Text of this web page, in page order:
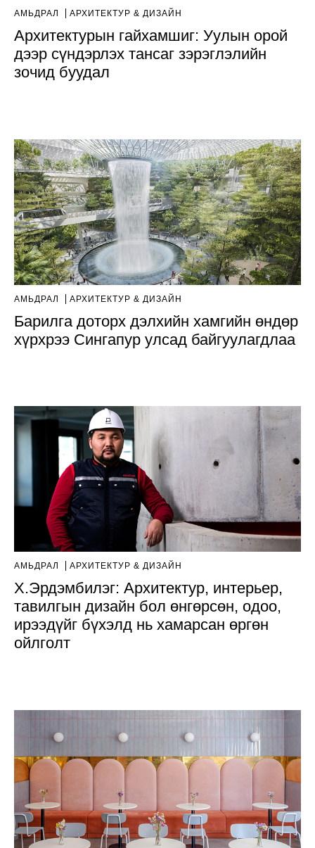
АМЬДРАЛ AРХИТЕКТУР & ДИЗАЙН
Архитектурын гайхамшиг: Уулын орой
дээр сүндэрлэх тансаг зэрэглэлийн
зочид буудал
АМЬДРАЛ AРХИТЕКТУР & ДИЗАЙН
Барилга доторх дэлхийн хамгийн өндөр
хүрхрээ Сингапур улсад байгуулагдлаа
АМЬДРАЛ AРХИТЕКТУР & ДИЗАЙН
Х.Эрдэмбилэг: Архитектур, интерьер,
тавилгын дизайн бол өнгөрсөн, одоо,
ирээдүйг бүхэлд нь хамарсан өргөн
ойлголт